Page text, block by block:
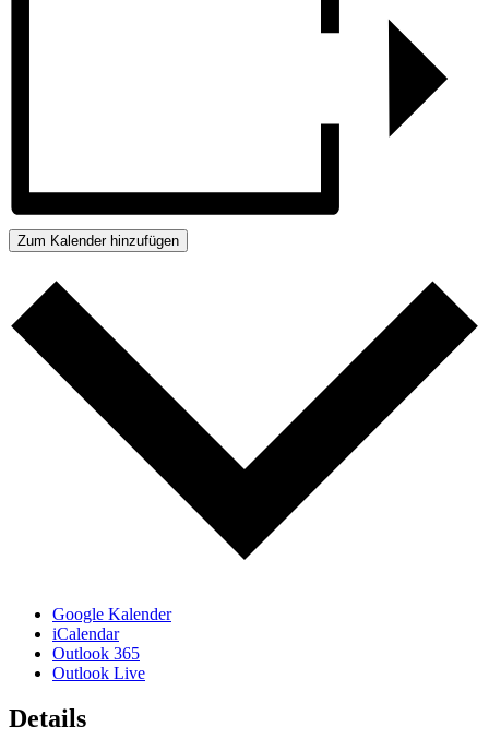
Zum Kalender hinzufügen
Google Kalender
iCalendar
Outlook 365
Outlook Live
Details